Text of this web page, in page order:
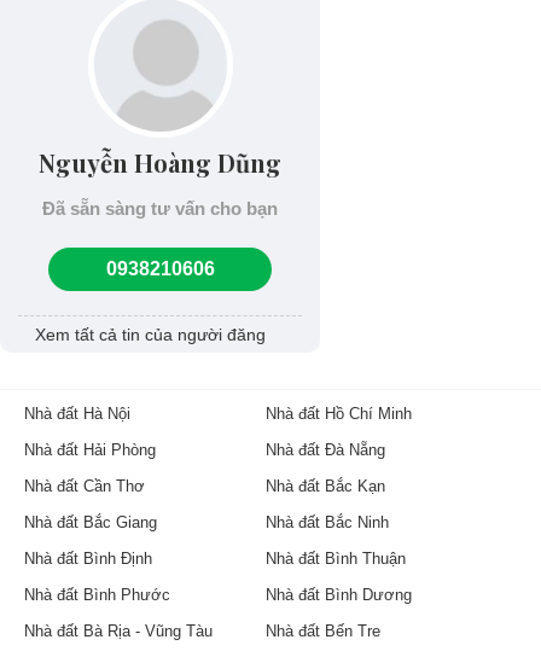
Nguyễn Hoàng Dũng
Đã sẵn sàng tư vấn cho bạn
0938210606
Xem tất cả tin của người đăng
Nhà đất Hà Nội
Nhà đất Hồ Chí Minh
Nhà đất Hải Phòng
Nhà đất Đà Nẵng
Nhà đất Cần Thơ
Nhà đất Bắc Kạn
Nhà đất Bắc Giang
Nhà đất Bắc Ninh
Nhà đất Bình Định
Nhà đất Bình Thuận
Nhà đất Bình Phước
Nhà đất Bình Dương
Nhà đất Bà Rịa - Vũng Tàu
Nhà đất Bến Tre